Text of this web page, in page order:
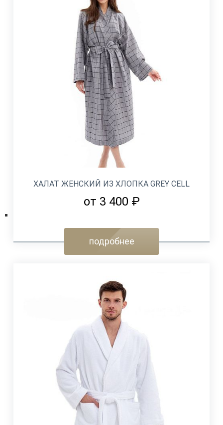
ХАЛАТ ЖЕНСКИЙ ИЗ ХЛОПКА GREY CELL
от 3 400 ₽
подробнее